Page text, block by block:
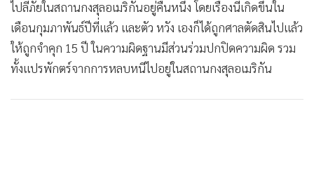
ไปลี้ภัยในสถานกงสุลอเมริกันอยู่คืนหนึ่ง โดยเรื่องนี้เกิดขึ้นใน
เดือนกุมภาพันธ์ปีที่แล้ว และตัว หวัง เองก็ได้ถูกศาลตัดสินไปแล้ว
ให้ถูกจำคุก 15 ปี ในความผิดฐานมีส่วนร่วมปกปิดความผิด รวม
ทั้งแปรพักตร์จากการหลบหนีไปอยู่ในสถานกงสุลอเมริกัน